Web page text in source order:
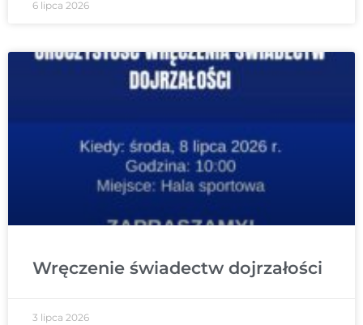
6 lipca 2026
Wręczenie świadectw dojrzałości
3 lipca 2026